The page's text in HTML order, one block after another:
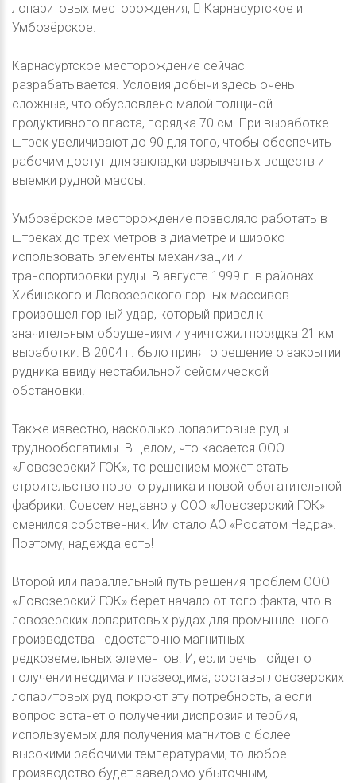
лопаритовых месторождения,  Карнасуртское и
Умбозёрское.
Карнасуртское месторождение сейчас
разрабатывается. Условия добычи здесь очень
сложные, что обусловлено малой толщиной
продуктивного пласта, порядка 70 см. При выработке
штрек увеличивают до 90 для того, чтобы обеспечить
рабочим доступ для закладки взрывчатых веществ и
выемки рудной массы.
Умбозёрское месторождение позволяло работать в
штреках до трех метров в диаметре и широко
использовать элементы механизации и
транспортировки руды. В августе 1999 г. в районах
Хибинского и Ловозерского горных массивов
произошел горный удар, который привел к
значительным обрушениям и уничтожил порядка 21 км
выработки. В 2004 г. было принято решение о закрытии
рудника ввиду нестабильной сейсмической
обстановки.
Также известно, насколько лопаритовые руды
труднообогатимы. В целом, что касается ООО
«Ловозерский ГОК», то решением может стать
строительство нового рудника и новой обогатительной
фабрики. Совсем недавно у ООО «Ловозерский ГОК»
сменился собственник. Им стало АО «Росатом Недра».
Поэтому, надежда есть!
Второй или параллельный путь решения проблем ООО
«Ловозерский ГОК» берет начало от того факта, что в
ловозерских лопаритовых рудах для промышленного
производства недостаточно магнитных
редкоземельных элементов. И, если речь пойдет о
получении неодима и празеодима, составы ловозерских
лопаритовых руд покроют эту потребность, а если
вопрос встанет о получении диспрозия и тербия,
используемых для получения магнитов с более
высокими рабочими температурами, то любое
производство будет заведомо убыточным,